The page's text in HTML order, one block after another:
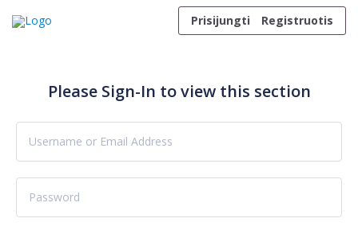
Prisijungti
Registruotis
Please Sign-In to view this section